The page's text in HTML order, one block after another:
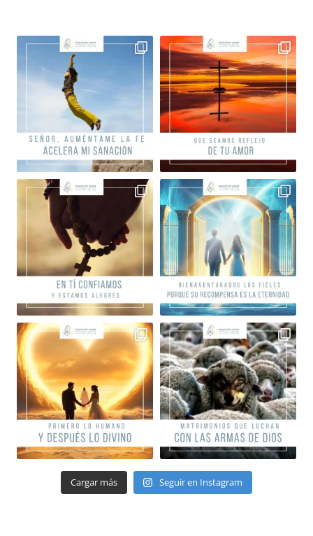
Cargar más Seguir en Instagram